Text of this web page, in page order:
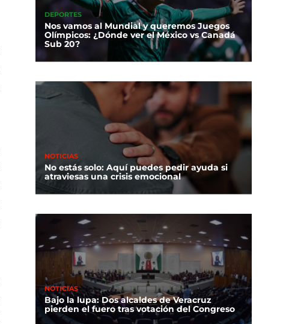
DEPORTES
Nos vamos al Mundial y queremos Juegos
Olímpicos: ¿Dónde ver el México vs Canadá
Sub 20?
NOTICIAS
No estás solo: Aquí puedes pedir ayuda si
atraviesas una crisis emocional
NOTICIAS
Bajo la lupa: Dos alcaldes de Veracruz
pierden el fuero tras votación del Congreso